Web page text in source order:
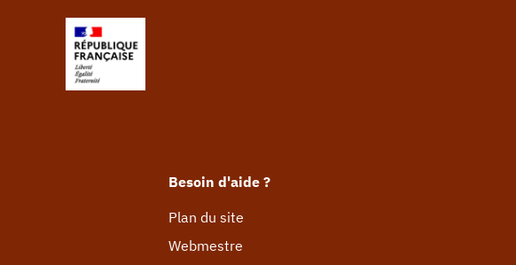
Besoin d'aide ?
Plan du site
Webmestre